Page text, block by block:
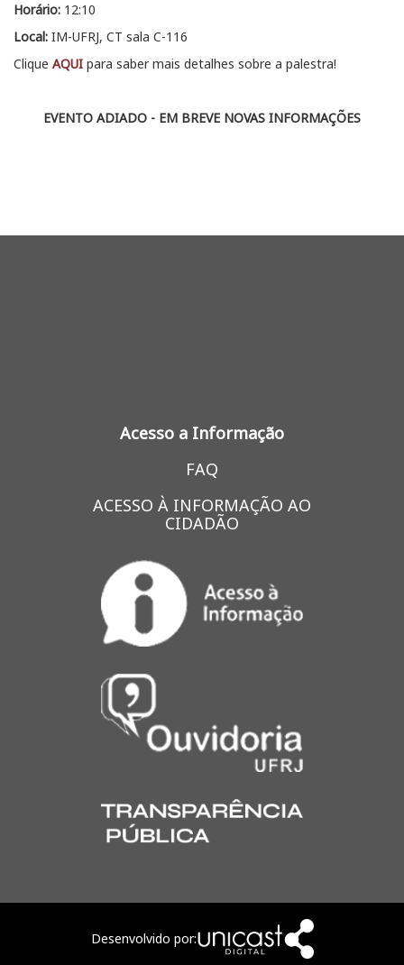
Horário: 12:10
Local: IM-UFRJ, CT sala C-116
Clique AQUI para saber mais detalhes sobre a palestra!
EVENTO ADIADO - EM BREVE NOVAS INFORMAÇÕES
Acesso a Informação
FAQ
ACESSO À INFORMAÇÃO AO
CIDADÃO
Desenvolvido por: